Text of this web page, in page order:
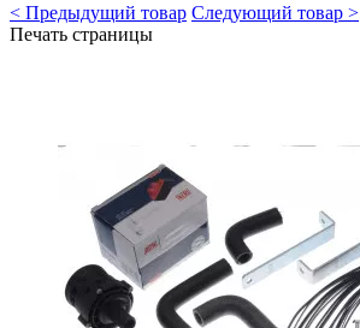
< Предыдущий товар Следующий товар >
Печать страницы